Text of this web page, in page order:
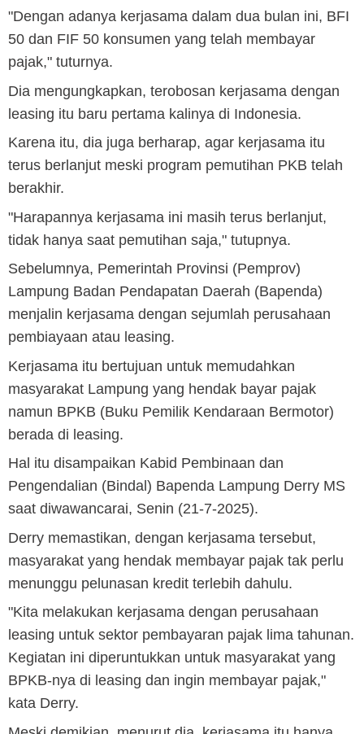
"Dengan adanya kerjasama dalam dua bulan ini, BFI
50 dan FIF 50 konsumen yang telah membayar
pajak," tuturnya.
Dia mengungkapkan, terobosan kerjasama dengan
leasing itu baru pertama kalinya di Indonesia.
Karena itu, dia juga berharap, agar kerjasama itu
terus berlanjut meski program pemutihan PKB telah
berakhir.
"Harapannya kerjasama ini masih terus berlanjut,
tidak hanya saat pemutihan saja," tutupnya.
Sebelumnya, Pemerintah Provinsi (Pemprov)
Lampung Badan Pendapatan Daerah (Bapenda)
menjalin kerjasama dengan sejumlah perusahaan
pembiayaan atau leasing.
Kerjasama itu bertujuan untuk memudahkan
masyarakat Lampung yang hendak bayar pajak
namun BPKB (Buku Pemilik Kendaraan Bermotor)
berada di leasing.
Hal itu disampaikan Kabid Pembinaan dan
Pengendalian (Bindal) Bapenda Lampung Derry MS
saat diwawancarai, Senin (21-7-2025).
Derry memastikan, dengan kerjasama tersebut,
masyarakat yang hendak membayar pajak tak perlu
menunggu pelunasan kredit terlebih dahulu.
"Kita melakukan kerjasama dengan perusahaan
leasing untuk sektor pembayaran pajak lima tahunan.
Kegiatan ini diperuntukkan untuk masyarakat yang
BPKB-nya di leasing dan ingin membayar pajak,"
kata Derry.